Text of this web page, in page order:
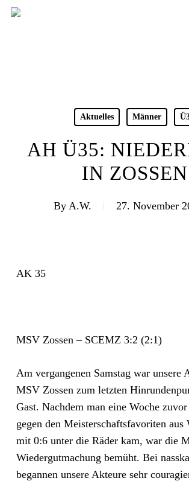
Skip
Aktuelles Männer
AH Ü35:
IN ZOSSEN
By A.W. 27. November
AK 35
MSV Zossen – SCEMZ 3:2 (2:1)
Am vergangenen Samstag war unsere
MSV Zossen zum letzten
Gast. Nachdem man eine Woche
gegen den Meisterschaftsfavoriten aus
mit 0:6 unter die Räder kam, war die
Wiedergutmachung bemüht. Bei
begannen unsere Akteure sehr